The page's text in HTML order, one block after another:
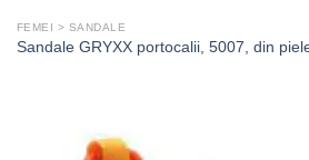
FEMEI > SANDALE
Sandale GRYXX portocalii, 5007, din